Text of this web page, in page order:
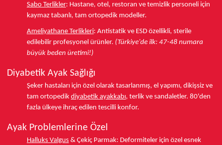
Sabo Terlikler: Hastane, otel, restoran ve temizlik personeli için
kaymaz tabanlı, tam ortopedik modeller.
Ameliyathane Terlikleri: Antistatik ve ESD özellikli, sterile
edilebilir profesyonel ürünler. (Türkiye'de ilk: 47-48 numara
büyük beden üretimi!)
Diyabetik Ayak Sağlığı
Şeker hastaları için özel olarak tasarlanmış, el yapımı, dikişsiz ve
tam ortopedik diyabetik ayakkabı, terlik ve sandaletler. 80'den
fazla ülkeye ihraç edilen tescilli konfor.
Ayak Problemlerine Özel
Halluks Valgus & Çekiç Parmak: Deformiteler için özel esnek